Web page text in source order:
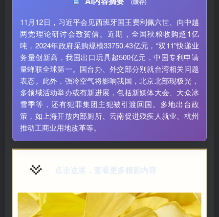
11月12日，习近平会见西班牙国王费利佩六世、向中越
两党理论研讨会致贺信。近期，全国秋粮收购超1亿
吨，2024年政府采购规模33750.43亿元，“双11”快递业
务量创新高，我国出口玩具超500亿元，中国专利申请
量蝉联全球第一。国台办、外交部分别就台湾相关问题
表态。此外，强冷空气将影响我国，北京北部现极光，
多领域活动举办或有新进展，包括新媒体大会、大众冰
雪季等，还有犯罪集团主犯被引渡回国。多地出台政
策，如上海开放内部厕所、云南促进残疾人就业、杭州
推动工商业用地改革等。
点击这里，查看更多精彩内容